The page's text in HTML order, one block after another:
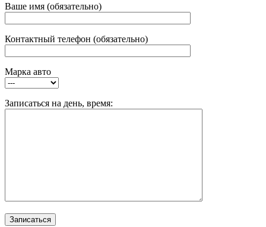
Ваше имя (обязательно)
Контактный телефон (обязательно)
Марка авто
Записаться на день, время: